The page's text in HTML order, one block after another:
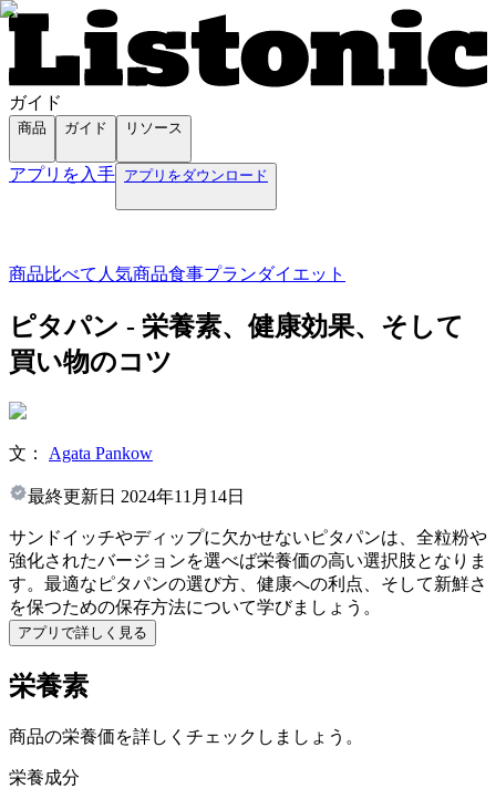
ガイド
商品 ガイド リソース
アプリを入手 アプリをダウンロード
商品比べて 人気商品食事プランダイエット
ピタパン - 栄養素、健康効果、そして
買い物のコツ
文： Agata Pankow
最終更新日 2024年11月14日
サンドイッチやディップに欠かせないピタパンは、全粒粉や
強化されたバージョンを選べば栄養価の高い選択肢となりま
す。最適なピタパンの選び方、健康への利点、そして新鮮さ
を保つための保存方法について学びましょう。
アプリで詳しく見る
栄養素
商品の栄養価を詳しくチェックしましょう。
栄養成分